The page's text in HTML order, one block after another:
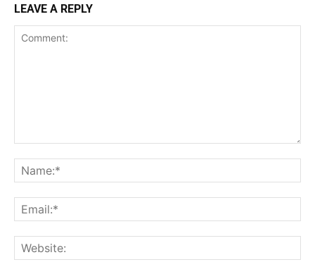
LEAVE A REPLY